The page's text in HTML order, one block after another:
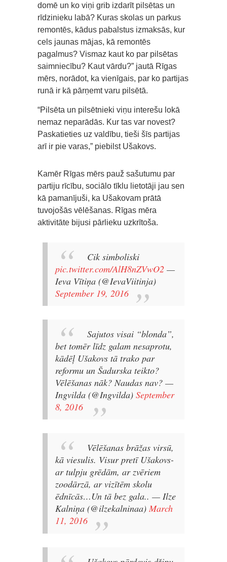
domē un ko viņi grib izdarīt pilsētas un
rīdzinieku labā? Kuras skolas un parkus
remontēs, kādus pabalstus izmaksās, kur
cels jaunas mājas, kā remontēs
pagalmus? Vismaz kaut ko par pilsētas
saimniecību? Kaut vārdu?” jautā Rīgas
mērs, norādot, ka vienīgais, par ko partijas
runā ir kā pārņemt varu pilsētā.
“Pilsēta un pilsētnieki viņu interešu lokā
nemaz neparādās. Kur tas var novest?
Paskatieties uz valdību, tieši šīs partijas
arī ir pie varas,” piebilst Ušakovs.
Kamēr Rīgas mērs pauž sašutumu par
partiju rīcību, sociālo tīklu lietotāji jau sen
kā pamanījuši, ka Ušakovam prātā
tuvojošās vēlēšanas. Rīgas mēra
aktivitāte bijusi pārlieku uzkrītoša.
Cik simboliski
pic.twitter.com/AlH8nZVwO2 —
Ieva Vītiņa (@IevaViitinja)
September 19, 2016
Sajutos visai “blonda”,
bet tomēr līdz galam nesaprotu,
kādēļ Ušakovs tā trako par
reformu un Šadurska teikto?
Vēlēšanas nāk? Naudas nav? —
Ingvilda (@Ingvilda) September
8, 2016
Vēlēšanas brāžas virsū,
kā viesulis. Visur pretī Ušakovs-
ar tulpju grēdām, ar zvēriem
zoodārzā, ar vizītēm skolu
ēdnīcās…Un tā bez gala.. — Ilze
Kalniņa (@ilzekalninaa) March
11, 2016